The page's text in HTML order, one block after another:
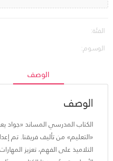
الفئة:
الوسوم:
الوصف
الوصف
الكتاب المدرسي المساند «جواد
«التعليم» من تأليف فريقنا. تم
التلاميذ على الفهم، تعزيز